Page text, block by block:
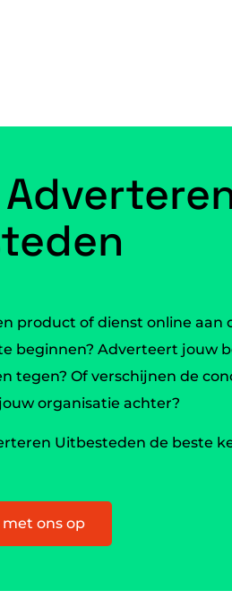
product of dienst online aan
beginnen? Adverteert jouw
tegen? Of verschijnen de
organisatie achter?
Uitbesteden de beste
ons op